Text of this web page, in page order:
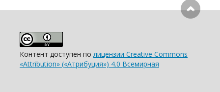
Контент доступен по лицензии Creative Commons
«Attribution» («Атрибуция») 4.0 Всемирная